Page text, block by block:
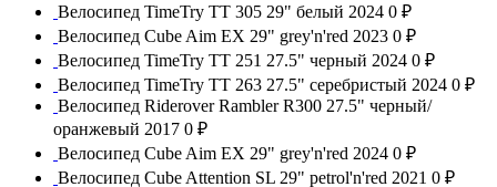
Велосипед TimeTry TT 305 29" белый 2024 0 ₽
Велосипед Cube Aim EX 29" grey'n'red 2023 0 ₽
Велосипед TimeTry TT 251 27.5" черный 2024 0 ₽
Велосипед TimeTry TT 263 27.5" серебристый 2024 0 ₽
Велосипед Riderover Rambler R300 27.5" черный/
оранжевый 2017 0 ₽
Велосипед Cube Aim EX 29" grey'n'red 2024 0 ₽
Велосипед Cube Attention SL 29" petrol'n'red 2021 0 ₽